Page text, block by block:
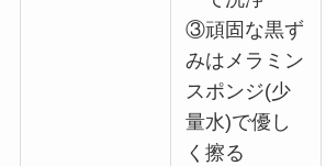
③頑固な黒ず
みはメラミン
スポンジ(少
量水)で優し
く擦る